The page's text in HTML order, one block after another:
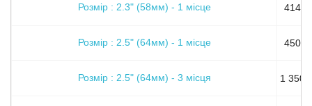
Розмір : 2.3" (58мм) - 1 місце 414
Розмір : 2.5" (64мм) - 1 місце 450
Розмір : 2.5" (64мм) - 3 місця 1 350